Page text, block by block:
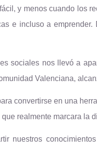
y menos cuando los
e incluso a
sociales nos llevó a
Valenciana,
convertirse en una
realmente marcara la
nuestros